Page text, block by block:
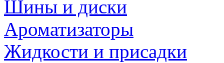
Шины и диски
Ароматизаторы
Жидкости и присадки